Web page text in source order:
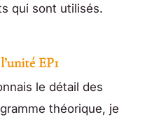
qui sont utilisés.
EP1
le détail des
théorique, je